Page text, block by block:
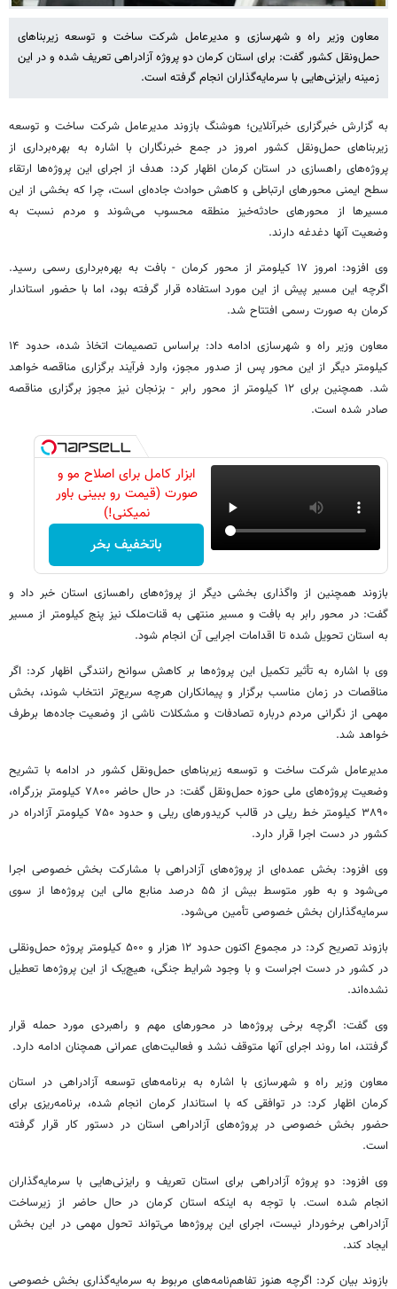
معاون وزیر راه و شهرسازی و مدیرعامل شرکت ساخت و توسعه زیربناهای
حمل‌ونقل کشور گفت: برای استان کرمان دو پروژه آزادراهی تعریف شده و در این
زمینه رایزنی‌هایی با سرمایه‌گذاران انجام گرفته است.
به گزارش خبرگزاری خبرآنلاین؛ هوشنگ بازوند مدیرعامل شرکت ساخت و توسعه
زیربناهای حمل‌ونقل کشور امروز در جمع خبرنگاران با اشاره به بهره‌برداری از
پروژه‌های راهسازی در استان کرمان اظهار کرد: هدف از اجرای این پروژه‌ها ارتقاء
سطح ایمنی محورهای ارتباطی و کاهش حوادث جاده‌ای است، چرا که بخشی از این
مسیرها از محورهای حادثه‌خیز منطقه محسوب می‌شوند و مردم نسبت به
وضعیت آنها دغدغه دارند.
وی افزود: امروز ۱۷ کیلومتر از محور کرمان - بافت به بهره‌برداری رسمی رسید.
اگرچه این مسیر پیش از این مورد استفاده قرار گرفته بود، اما با حضور استاندار
کرمان به صورت رسمی افتتاح شد.
معاون وزیر راه و شهرسازی ادامه داد: براساس تصمیمات اتخاذ شده، حدود ۱۴
کیلومتر دیگر از این محور پس از صدور مجوز، وارد فرآیند برگزاری مناقصه خواهد
شد. همچنین برای ۱۲ کیلومتر از محور رابر - بزنجان نیز مجوز برگزاری مناقصه
صادر شده است.
ابزار کامل برای اصلاح مو و
صورت (قیمت رو ببینی باور
نمیکنی!)
باتخفیف بخر
بازوند همچنین از واگذاری بخشی دیگر از پروژه‌های راهسازی استان خبر داد و
گفت: در محور رابر به بافت و مسیر منتهی به قنات‌ملک نیز پنج کیلومتر از مسیر
به استان تحویل شده تا اقدامات اجرایی آن انجام شود.
وی با اشاره به تأثیر تکمیل این پروژه‌ها بر کاهش سوانح رانندگی اظهار کرد: اگر
مناقصات در زمان مناسب برگزار و پیمانکاران هرچه سریع‌تر انتخاب شوند، بخش
مهمی از نگرانی مردم درباره تصادفات و مشکلات ناشی از وضعیت جاده‌ها برطرف
خواهد شد.
مدیرعامل شرکت ساخت و توسعه زیربناهای حمل‌ونقل کشور در ادامه با تشریح
وضعیت پروژه‌های ملی حوزه حمل‌ونقل گفت: در حال حاضر ۷۸۰۰ کیلومتر بزرگراه،
۳۸۹۰ کیلومتر خط ریلی در قالب کریدورهای ریلی و حدود ۷۵۰ کیلومتر آزادراه در
کشور در دست اجرا قرار دارد.
وی افزود: بخش عمده‌ای از پروژه‌های آزادراهی با مشارکت بخش خصوصی اجرا
می‌شود و به طور متوسط بیش از ۵۵ درصد منابع مالی این پروژه‌ها از سوی
سرمایه‌گذاران بخش خصوصی تأمین می‌شود.
بازوند تصریح کرد: در مجموع اکنون حدود ۱۲ هزار و ۵۰۰ کیلومتر پروژه حمل‌ونقلی
در کشور در دست اجراست و با وجود شرایط جنگی، هیچ‌یک از این پروژه‌ها تعطیل
نشده‌اند.
وی گفت: اگرچه برخی پروژه‌ها در محورهای مهم و راهبردی مورد حمله قرار
گرفتند، اما روند اجرای آنها متوقف نشد و فعالیت‌های عمرانی همچنان ادامه دارد.
معاون وزیر راه و شهرسازی با اشاره به برنامه‌های توسعه آزادراهی در استان
کرمان اظهار کرد: در توافقی که با استاندار کرمان انجام شده، برنامه‌ریزی برای
حضور بخش خصوصی در پروژه‌های آزادراهی استان در دستور کار قرار گرفته
است.
وی افزود: دو پروژه آزادراهی برای استان تعریف و رایزنی‌هایی با سرمایه‌گذاران
انجام شده است. با توجه به اینکه استان کرمان در حال حاضر از زیرساخت
آزادراهی برخوردار نیست، اجرای این پروژه‌ها می‌تواند تحول مهمی در این بخش
ایجاد کند.
بازوند بیان کرد: اگرچه هنوز تفاهم‌نامه‌های مربوط به سرمایه‌گذاری بخش خصوصی